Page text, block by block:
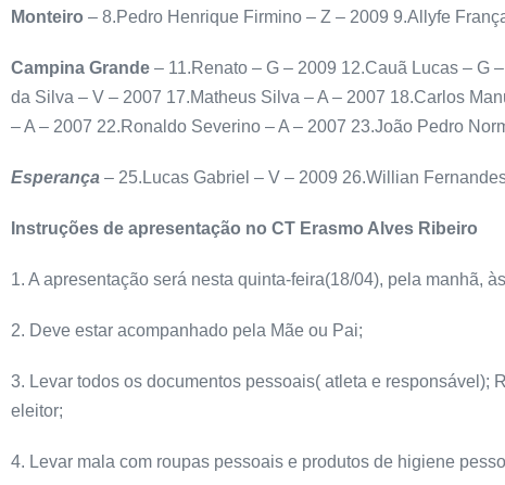
Monteiro – 8.Pedro Henrique Firmino – Z – 2009 9.Allyfe
Campina Grande – 11.Renato – G – 2009 12.Cauã Lucas – G
da Silva – V – 2007 17.Matheus Silva – A – 2007 18.Carlos
– A – 2007 22.Ronaldo Severino – A – 2007 23.João Pedro
Esperança – 25.Lucas Gabriel – V – 2009 26.Willian
Instruções de apresentação no CT Erasmo Alves Ribeiro
1. A apresentação será nesta quinta-feira(18/04), pela manhã,
2. Deve estar acompanhado pela Mãe ou Pai;
3. Levar todos os documentos pessoais( atleta e responsável);
eleitor;
4. Levar mala com roupas pessoais e produtos de higiene